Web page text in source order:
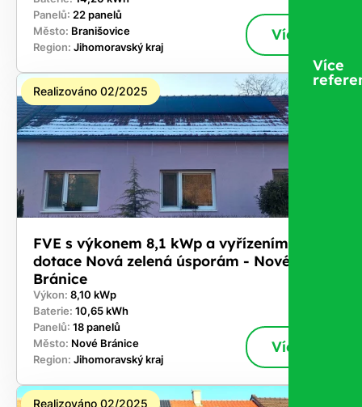
Panelů: 22 panelů
Město: Branišovice
Region: Jihomoravský kraj
Více
Realizováno 02/2025
FVE s výkonem 8,1 kWp a vyřízením
dotace Nová zelená úsporám - Nové
Bránice
Výkon: 8,10 kWp
Baterie: 10,65 kWh
Panelů: 18 panelů
Město: Nové Bránice
Region: Jihomoravský kraj
Více
Realizováno 02/2025
Více